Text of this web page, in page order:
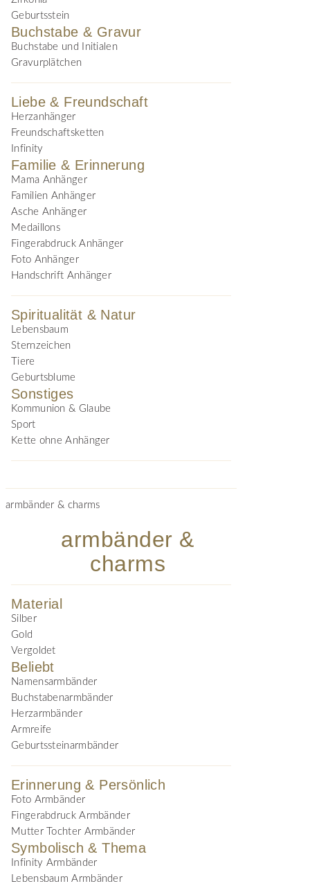
Geburtsstein
Buchstabe & Gravur
Buchstabe und Initialen
Gravurplätchen
Liebe & Freundschaft
Herzanhänger
Freundschaftsketten
Infinity
Familie & Erinnerung
Mama Anhänger
Familien Anhänger
Asche Anhänger
Medaillons
Fingerabdruck Anhänger
Foto Anhänger
Handschrift Anhänger
Spiritualität & Natur
Lebensbaum
Sternzeichen
Tiere
Geburtsblume
Sonstiges
Kommunion & Glaube
Sport
Kette ohne Anhänger
armbänder & charms
armbänder &
charms
Material
Silber
Gold
Vergoldet
Beliebt
Namensarmbänder
Buchstabenarmbänder
Herzarmbänder
Armreife
Geburtssteinarmbänder
Erinnerung & Persönlich
Foto Armbänder
Fingerabdruck Armbänder
Mutter Tochter Armbänder
Symbolisch & Thema
Infinity Armbänder
Lebensbaum Armbänder